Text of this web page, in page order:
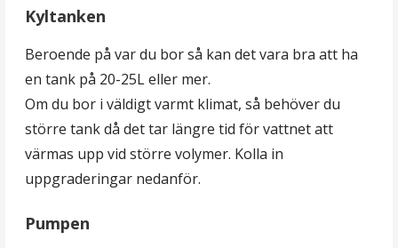
Kyltanken
Beroende på var du bor så kan det vara bra att ha
en tank på 20-25L eller mer.
Om du bor i väldigt varmt klimat, så behöver du
större tank då det tar längre tid för vattnet att
värmas upp vid större volymer. Kolla in
uppgraderingar nedanför.
Pumpen